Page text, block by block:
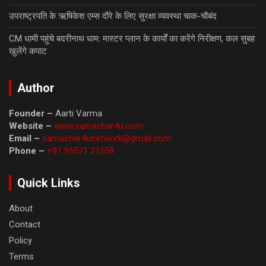
उपराष्ट्रपति के ऋषिकेश एम्स दौरे के लिए सुरक्षा व्यवस्था चाक-चौबंद
CM धामी पहुंचे बदरीनाथ धाम: मास्टर प्लान के कार्यों का करेंगे निरीक्षण, कल सुबह
खुलेंगे कपाट
Author
Founder – Aarti Varma
Website – www.samachar4u.com
Email – samachar4unetwork@gmail.com
Phone – +91 95571 21559
Quick Links
About
Contact
Policy
Terms